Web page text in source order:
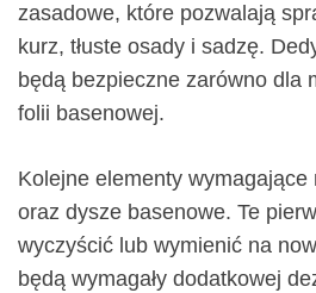
zasadowe, które pozwalają
kurz, tłuste osady i sadzę.
będą bezpieczne zarówno dla
folii basenowej.
Kolejne elementy
oraz dysze basenowe. Te
wyczyścić lub wymienić na
będą wymagały dodatkowej